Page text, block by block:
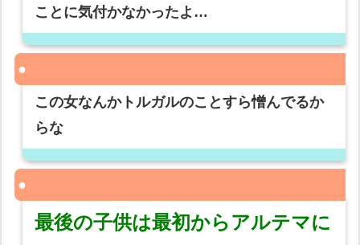
ことに気付かなかったよ…
この女なんかトルガルのことすら憎んでるか
らな
最後の子供は最初からアルテマに